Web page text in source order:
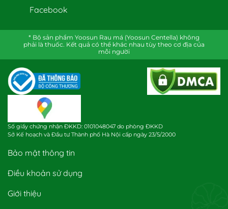
Facebook
* Bộ sản phẩm Yoosun Rau má (Yoosun Centella) không
phải là thuốc. Kết quả có thể khác nhau tùy theo cơ địa của
mỗi người
Số giấy chứng nhận ĐKKD: 0101048047 do phòng ĐKKD
Sở Kế hoạch và Đầu tư Thành phố Hà Nội cấp ngày 23/5/2000
Bảo mật thông tin
Điều khoản sử dụng
Giới thiệu